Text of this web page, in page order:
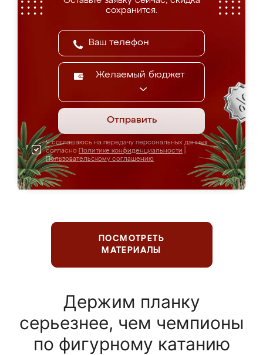
сохранится.
Желаемый бюджет
Отправить
Я соглашаюсь на передачу персональных данных
согласно Политике конфиденциальности
Пользовательскому соглашению
ПОСМОТРЕТЬ
МАТЕРИАЛЫ
Держим планку
серьезнее, чем чемпионы
по фигурному катанию